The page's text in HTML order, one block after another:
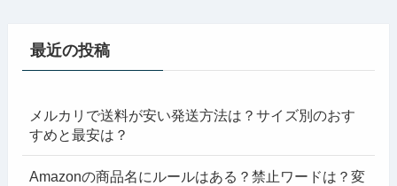
最近の投稿
メルカリで送料が安い発送方法は？サイズ別のおす
すめと最安は？
Amazonの商品名にルールはある？禁止ワードは？変